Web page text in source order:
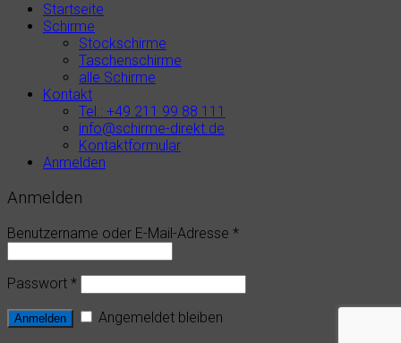
Startseite
Schirme
Stockschirme
Taschenschirme
alle Schirme
Kontakt
Tel.: +49 211 99 88 111
info@schirme-direkt.de
Kontaktformular
Anmelden
Anmelden
Benutzername oder E-Mail-Adresse *
Passwort *
Anmelden
Angemeldet bleiben